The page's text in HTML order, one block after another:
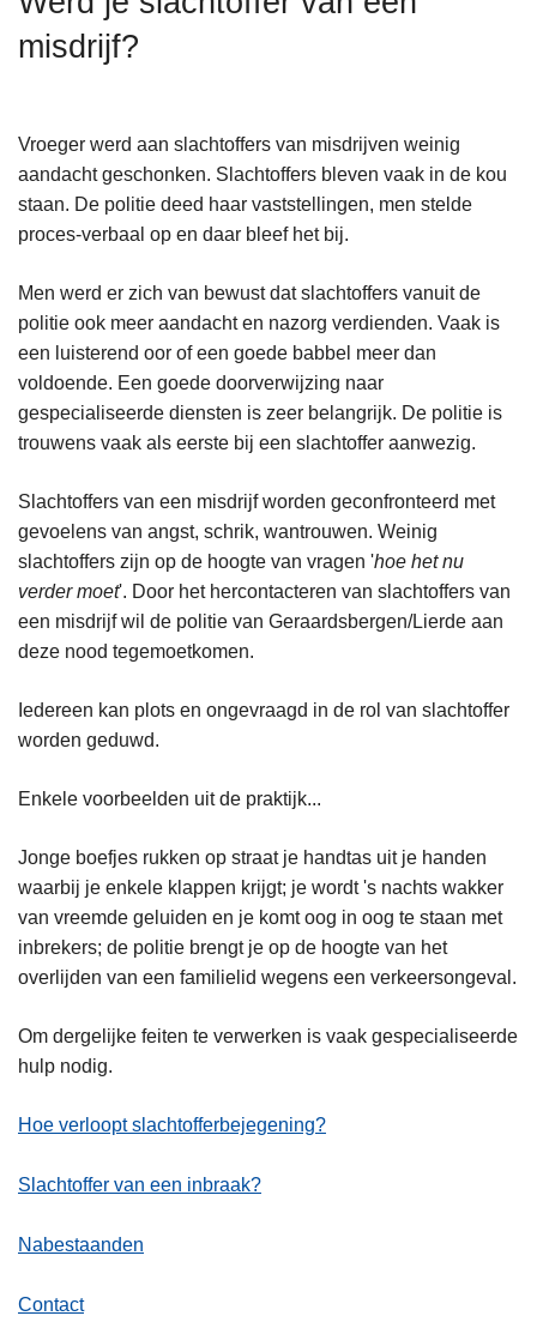
misdrijf?
Vroeger werd aan slachtoffers van misdrijven weinig
aandacht geschonken. Slachtoffers bleven vaak in de kou
staan. De politie deed haar vaststellingen, men stelde
proces-verbaal op en daar bleef het bij.
Men werd er zich van bewust dat slachtoffers vanuit de
politie ook meer aandacht en nazorg verdienden. Vaak is
een luisterend oor of een goede babbel meer dan
voldoende. Een goede doorverwijzing naar
gespecialiseerde diensten is zeer belangrijk. De politie is
trouwens vaak als eerste bij een slachtoffer aanwezig.
Slachtoffers van een misdrijf worden geconfronteerd met
gevoelens van angst, schrik, wantrouwen. Weinig
slachtoffers zijn op de hoogte van vragen 'hoe het nu
verder moet'. Door het hercontacteren van slachtoffers van
een misdrijf wil de politie van Geraardsbergen/Lierde aan
deze nood tegemoetkomen.
Iedereen kan plots en ongevraagd in de rol van slachtoffer
worden geduwd.
Enkele voorbeelden uit de praktijk...
Jonge boefjes rukken op straat je handtas uit je handen
waarbij je enkele klappen krijgt; je wordt 's nachts wakker
van vreemde geluiden en je komt oog in oog te staan met
inbrekers; de politie brengt je op de hoogte van het
overlijden van een familielid wegens een verkeersongeval.
Om dergelijke feiten te verwerken is vaak gespecialiseerde
hulp nodig.
Hoe verloopt slachtofferbejegening?
Slachtoffer van een inbraak?
Nabestaanden
Contact